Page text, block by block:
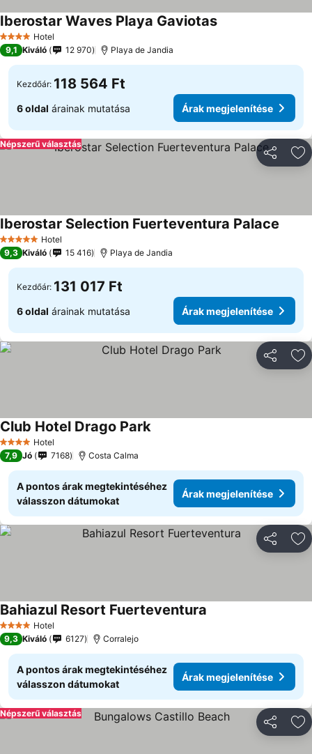
4 KategóriaHotel
Iberostar Waves Playa Gaviotas
9,1 Kiváló 12 970 Playa de Jandia
Kezdőár: 118 564 Ft
6 oldal árainak mutatása Árak megjelenítése
Népszerű választás
5 KategóriaHotel
Iberostar Selection Fuerteventura Palace
9,3 Kiváló 15 416 Playa de Jandia
Kezdőár: 131 017 Ft
6 oldal árainak mutatása Árak megjelenítése
4 KategóriaHotel
Club Hotel Drago Park
7,9 Jó 7168 Costa Calma
A pontos árak megtekintéséhez
válasszon dátumokat
Árak megjelenítése
4 KategóriaHotel
Bahiazul Resort Fuerteventura
9,3 Kiváló 6127 Corralejo
A pontos árak megtekintéséhez
válasszon dátumokat
Árak megjelenítése
Népszerű választás